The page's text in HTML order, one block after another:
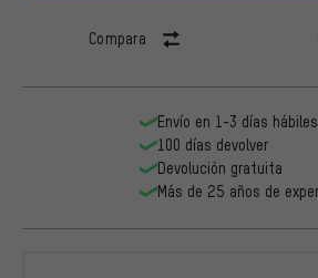
Compara
Envío en 1-3 días hábiles
100 días devolver
Devolución gratuita
Más de 25 años de